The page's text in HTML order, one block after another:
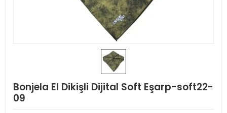
Bonjela El Dikişli Dijital Soft Eşarp-soft22-
09